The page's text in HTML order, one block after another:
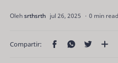
0 min read